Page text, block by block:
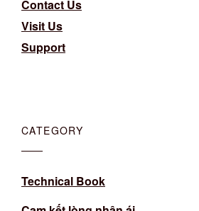
Contact Us
Visit Us
Support
CATEGORY
Technical Book